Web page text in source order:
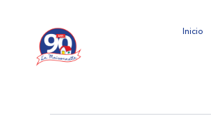
contenido
Inicio